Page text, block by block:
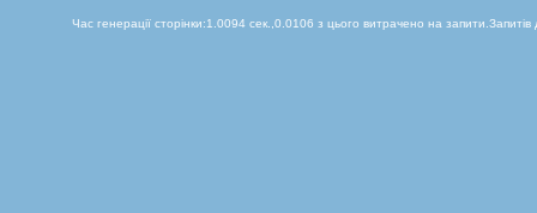
Час генерації сторінки:1.0094 сек.,0.0106 з цього витрачено на